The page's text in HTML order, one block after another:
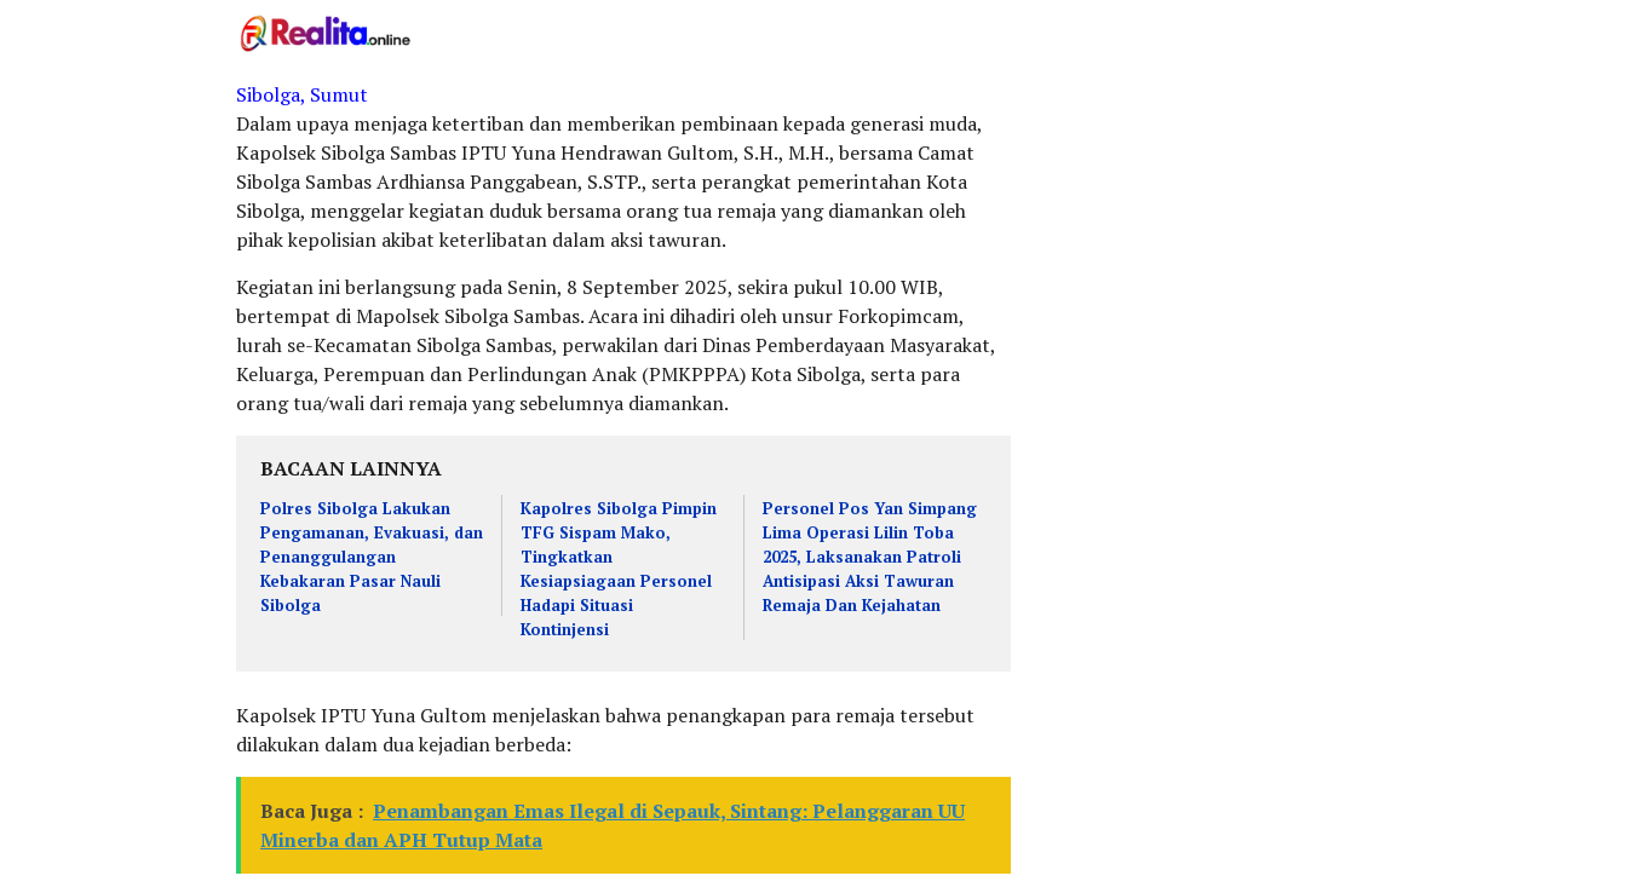
Sibolga, Sumut
Dalam upaya menjaga ketertiban dan memberikan pembinaan kepada generasi muda,
Kapolsek Sibolga Sambas IPTU Yuna Hendrawan Gultom, S.H., M.H., bersama Camat
Sibolga Sambas Ardhiansa Panggabean, S.STP., serta perangkat pemerintahan Kota
Sibolga, menggelar kegiatan duduk bersama orang tua remaja yang diamankan oleh
pihak kepolisian akibat keterlibatan dalam aksi tawuran.
Kegiatan ini berlangsung pada Senin, 8 September 2025, sekira pukul 10.00 WIB,
bertempat di Mapolsek Sibolga Sambas. Acara ini dihadiri oleh unsur Forkopimcam,
lurah se-Kecamatan Sibolga Sambas, perwakilan dari Dinas Pemberdayaan Masyarakat,
Keluarga, Perempuan dan Perlindungan Anak (PMKPPPA) Kota Sibolga, serta para
orang tua/wali dari remaja yang sebelumnya diamankan.
BACAAN LAINNYA
Polres Sibolga Lakukan
Pengamanan, Evakuasi, dan
Penanggulangan
Kebakaran Pasar Nauli
Sibolga
Kapolres Sibolga Pimpin
TFG Sispam Mako,
Tingkatkan
Kesiapsiagaan Personel
Hadapi Situasi
Kontinjensi
Personel Pos Yan Simpang
Lima Operasi Lilin Toba
2025, Laksanakan Patroli
Antisipasi Aksi Tawuran
Remaja Dan Kejahatan
Kapolsek IPTU Yuna Gultom menjelaskan bahwa penangkapan para remaja tersebut
dilakukan dalam dua kejadian berbeda:
Baca Juga : Penambangan Emas Ilegal di Sepauk, Sintang: Pelanggaran UU
Minerba dan APH Tutup Mata